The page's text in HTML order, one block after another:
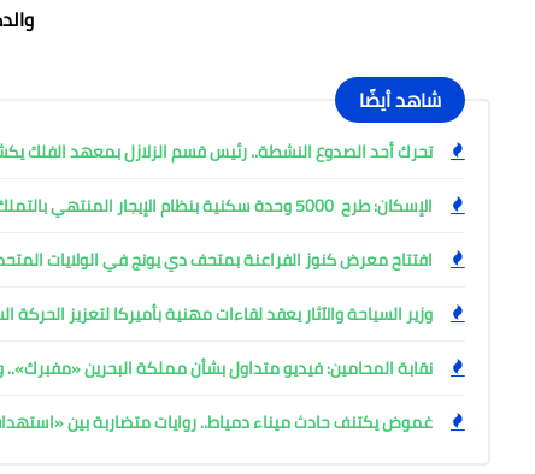
شاهد أيضًا
تحرك أحد الصدوع النشطة.. رئيس قسم الزلازل بمعهد
الإسكان: طرح 5000 وحدة سكنية بنظام الإيجار المنتهي بالتملك
افتتاح معرض كنوز الفراعنة بمتحف دي يونج في الولايات
وزير السياحة والآثار يعقد لقاءات مهنية بأميركا لتعزيز
نقابة المحامين: فيديو متداول بشأن مملكة البحرين
غموض يكتنف حادث ميناء دمياط.. روايات متضاربة بين